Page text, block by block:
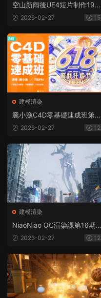
空山新雨後UE4短片制作19周
（超清畫質帶素材）
2026-02-27 15
建模渲染
騰小漁C4D零基礎速成班第3
期【2020年10月完結】
2026-02-27 12
建模渲染
NiaoNiao OC渲染課第16期2
021年8月結課（畫質高清帶
2026-02-27 12